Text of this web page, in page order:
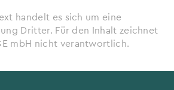
handelt es sich um eine
Dritter. Für den Inhalt zeichnet
mbH nicht verantwortlich.